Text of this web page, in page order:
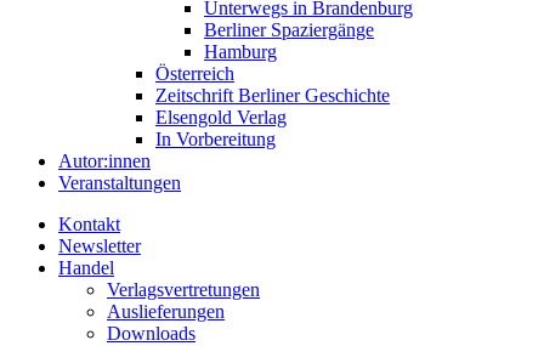
Unterwegs in Brandenburg
Berliner Spaziergänge
Hamburg
Österreich
Zeitschrift Berliner Geschichte
Elsengold Verlag
In Vorbereitung
Autor:innen
Veranstaltungen
Kontakt
Newsletter
Handel
Verlagsvertretungen
Auslieferungen
Downloads